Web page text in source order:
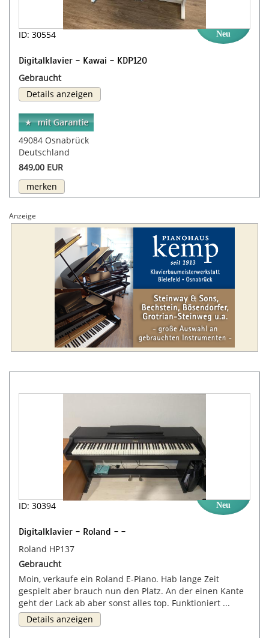
ID: 30554 Neu
Digitalklavier - Kawai - KDP120
Gebraucht
Details anzeigen
49084 Osnabrück
Deutschland
849,00 EUR
merken
Anzeige
ID: 30394 Neu
Digitalklavier - Roland - -
Roland HP137
Gebraucht
Moin, verkaufe ein Roland E-Piano. Hab lange Zeit
gespielt aber brauch nun den Platz. An der einen Kante
geht der Lack ab aber sonst alles top. Funktioniert ...
Details anzeigen